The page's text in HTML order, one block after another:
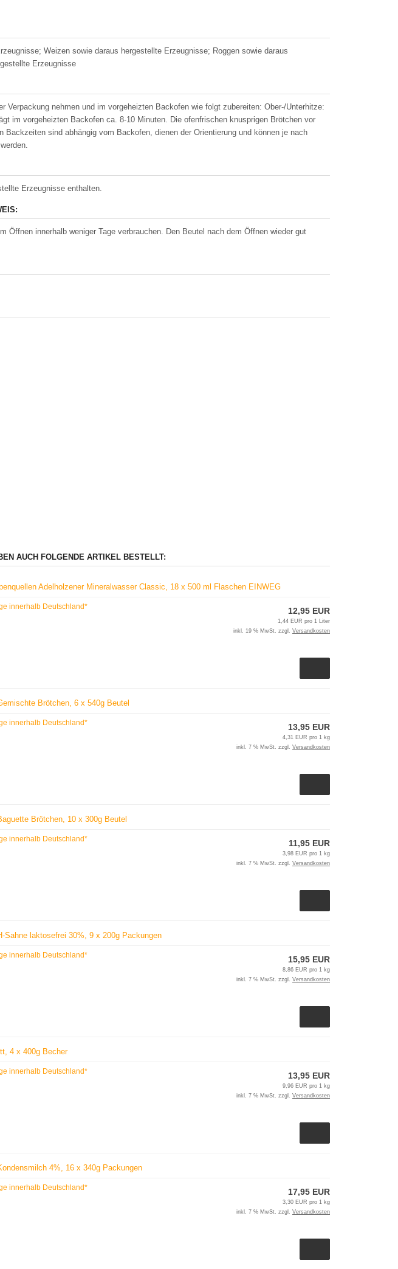
Weizen sowie daraus hergestellte Erzeugnisse; Roggen sowie daraus
Erzeugnisse
Verpackung nehmen und im vorgeheizten Backofen wie folgt zubereiten: Ober-/Unterhitze:
im vorgeheizten Backofen ca. 8-10 Minuten. Die ofenfrischen knusprigen Brötchen vor
Backzeiten sind abhängig vom Backofen, dienen der Orientierung und können je nach
Erzeugnisse enthalten.
Öffnen innerhalb weniger Tage verbrauchen. Den Beutel nach dem Öffnen wieder gut
AUCH FOLGENDE ARTIKEL BESTELLT:
Adelholzener Mineralwasser Classic, 18 x 500 ml Flaschen EINWEG
innerhalb Deutschland* 12,95 EUR
1,44 EUR pro 1 Liter
inkl. 19 % MwSt. zzgl. Versandkosten
Brötchen, 6 x 540g Beutel
innerhalb Deutschland* 13,95 EUR
4,31 EUR pro 1 kg
inkl. 7 % MwSt. zzgl. Versandkosten
Brötchen, 10 x 300g Beutel
innerhalb Deutschland* 11,95 EUR
3,98 EUR pro 1 kg
inkl. 7 % MwSt. zzgl. Versandkosten
Sahne laktosefrei 30%, 9 x 200g Packungen
innerhalb Deutschland* 15,95 EUR
8,86 EUR pro 1 kg
inkl. 7 % MwSt. zzgl. Versandkosten
4 x 400g Becher
innerhalb Deutschland* 13,95 EUR
9,96 EUR pro 1 kg
inkl. 7 % MwSt. zzgl. Versandkosten
4%, 16 x 340g Packungen
innerhalb Deutschland* 17,95 EUR
3,30 EUR pro 1 kg
inkl. 7 % MwSt. zzgl. Versandkosten